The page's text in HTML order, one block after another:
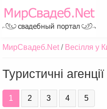
МирСвадеб.Net Весілля у
Туристичні
1 2 3 4 5